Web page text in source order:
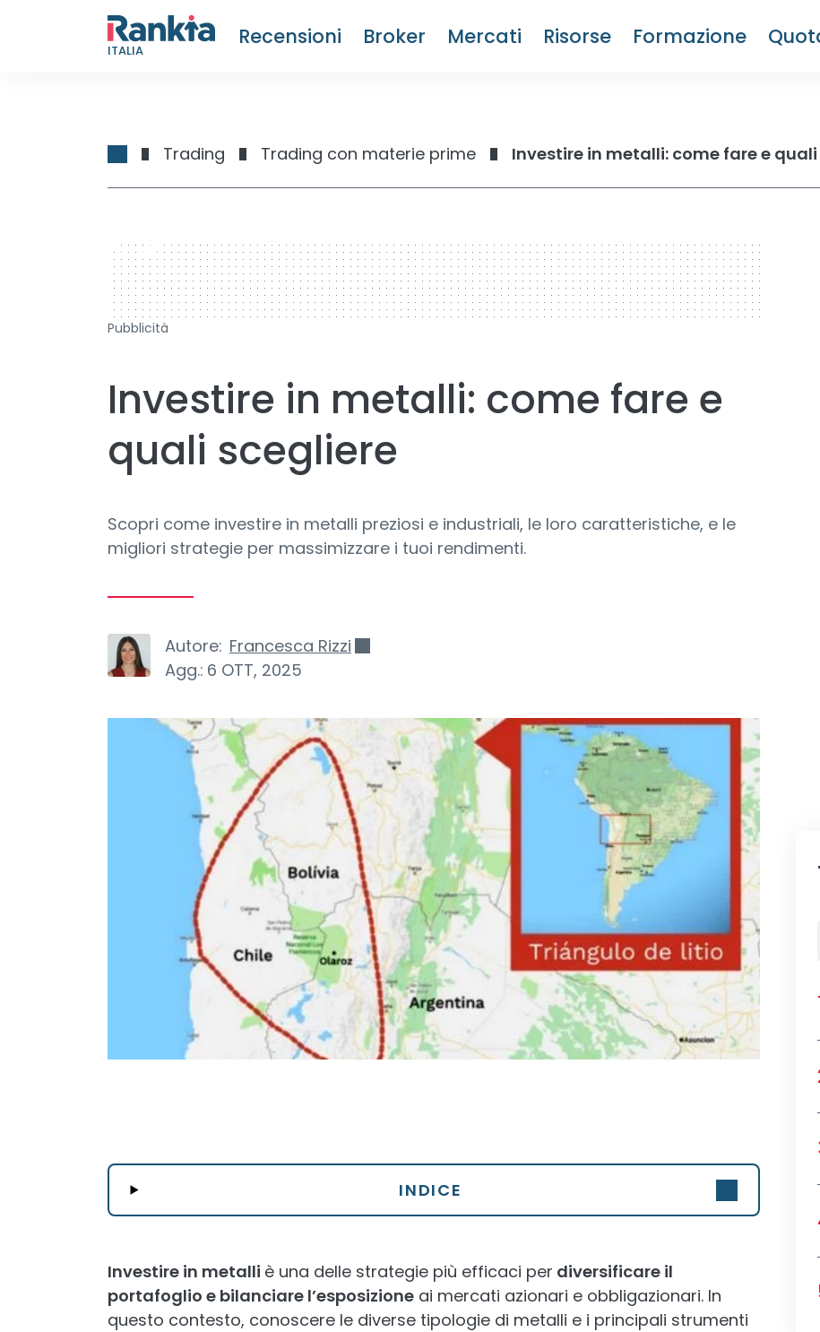
ITALIA
Recensioni Broker Mercati Risorse Formazione
Trading Trading con materie prime Investire in metalli: come fare e
728 x 90
Pubblicità
Investire in metalli: come fare e
quali scegliere
Scopri come investire in metalli preziosi e industriali, le loro caratteristiche, e le
migliori strategie per massimizzare i tuoi rendimenti.
Autore: Francesca Rizzi
Agg.: 6 OTT, 2025
INDICE
Investire in metalli è una delle strategie più efficaci per diversificare il
portafoglio e bilanciare l’esposizione ai mercati azionari e obbligazionari. In
questo contesto, conoscere le diverse tipologie di metalli e i principali strumenti